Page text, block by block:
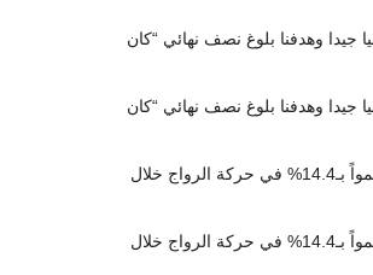
جيدا وهدفنا بلوغ نصف نهائي “كان
جيدا وهدفنا بلوغ نصف نهائي “كان
الموانئ المغربية تحقق نمواً بـ14.4% في حركة الرواج خلال
الموانئ المغربية تحقق نمواً بـ14.4% في حركة الرواج خلال